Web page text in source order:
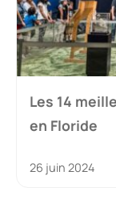
Les 14
en Floride
26 juin 2024